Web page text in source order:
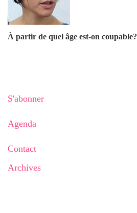
À partir de quel âge est-on coupable?
S'abonner
Agenda
Contact
Archives